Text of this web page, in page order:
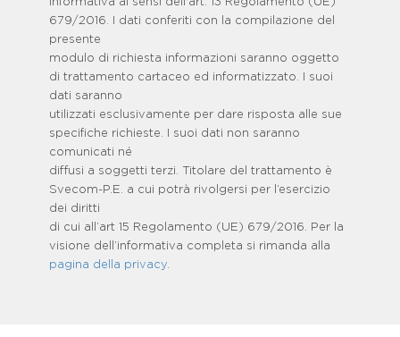
679/2016. I dati conferiti con la compilazione del
presente
modulo di richiesta informazioni saranno oggetto
di trattamento cartaceo ed informatizzato. I suoi
dati saranno
utilizzati esclusivamente per dare risposta alle sue
specifiche richieste. I suoi dati non saranno
comunicati né
diffusi a soggetti terzi. Titolare del trattamento è
Svecom-P.E. a cui potrà rivolgersi per l’esercizio
dei diritti
di cui all’art 15 Regolamento (UE) 679/2016. Per la
visione dell’informativa completa si rimanda alla
pagina della privacy.